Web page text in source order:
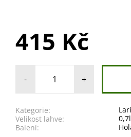
415 Kč
- +
Kategorie:
Velikost lahve:
0,7l
Balení: